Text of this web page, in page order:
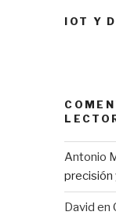
IOT Y
Antonio
precisión
David en